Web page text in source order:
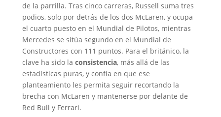
de la parrilla. Tras cinco carreras, Russell suma tres
podios, solo por detrás de los dos McLaren, y ocupa
el cuarto puesto en el Mundial de Pilotos, mientras
Mercedes se sitúa segundo en el Mundial de
Constructores con 111 puntos. Para el británico, la
clave ha sido la consistencia, más allá de las
estadísticas puras, y confía en que ese
planteamiento les permita seguir recortando la
brecha con McLaren y mantenerse por delante de
Red Bull y Ferrari.